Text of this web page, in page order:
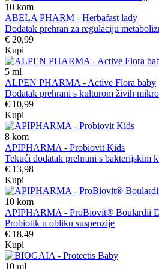
10 kom
ABELA PHARM - Herbafast lady
Dodatak prehran za regulaciju
€ 20,99
Kupi
5 ml
ALPEN PHARMA - Active Flora baby
Dodatak prehrani s kulturom živih
€ 10,99
Kupi
8 kom
APIPHARMA - Probiovit Kids
Tekući dodatak prehrani s bakterijskim
€ 13,98
Kupi
10 kom
APIPHARMA - ProBiovit® Boulardii
Probiotik u obliku suspenzije
€ 18,49
Kupi
10 ml